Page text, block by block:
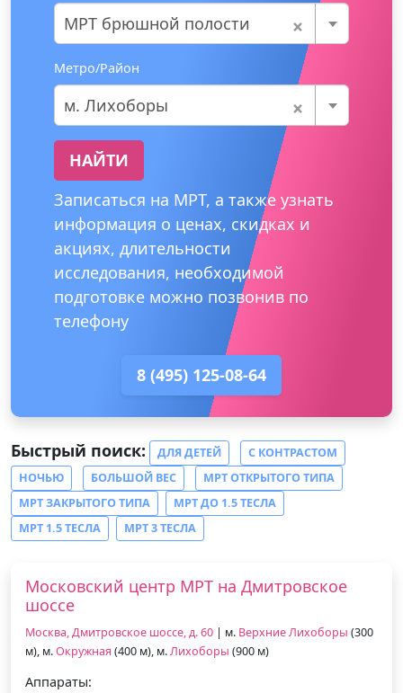
×
МРТ брюшной полости
Метро/Район
×
м. Лихоборы
НАЙТИ
Записаться на МРТ, а также узнать
информация о ценах, скидках и
акциях, длительности
исследования, необходимой
подготовке можно позвонив по
телефону
8 (495) 125-08-64
Быстрый поиск: ДЛЯ ДЕТЕЙ
С КОНТРАСТОМ
НОЧЬЮ
БОЛЬШОЙ ВЕС
МРТ ОТКРЫТОГО ТИПА
МРТ ЗАКРЫТОГО ТИПА
МРТ ДО 1.5 ТЕСЛА
МРТ 1.5 ТЕСЛА
МРТ 3 ТЕСЛА
Московский центр МРТ на Дмитровское
шоссе
Москва, Дмитровское шоссе, д. 60 | м. Верхние Лихоборы (300
м), м.Окружная (400 м), м.Лихоборы (900 м)
Аппараты: